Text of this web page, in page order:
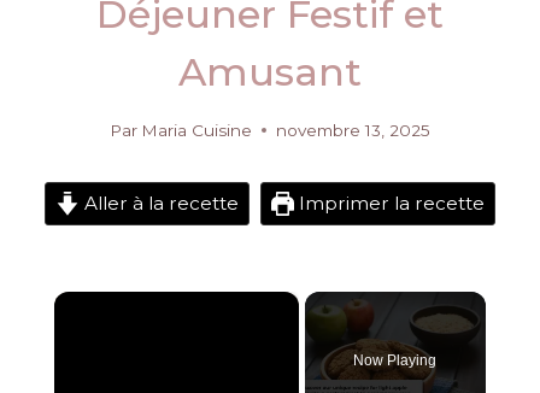
Déjeuner Festif et
Amusant
Par Maria Cuisine novembre 13, 2025
Aller à la recette Imprimer la recette
×
Now Playing